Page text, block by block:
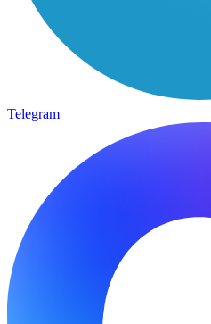
Telegram